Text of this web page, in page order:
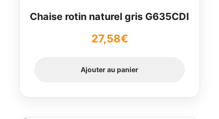
Chaise rotin naturel gris G635CDI
27,58€
Ajouter au panier